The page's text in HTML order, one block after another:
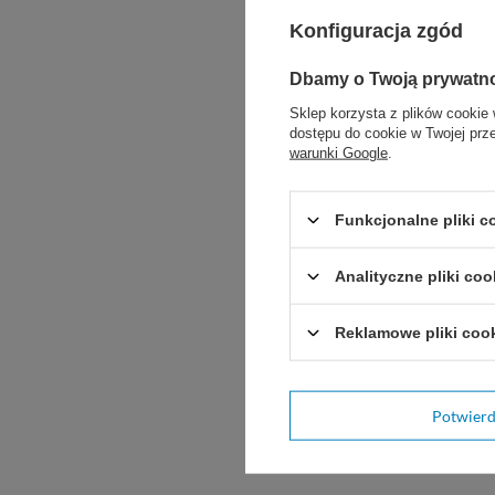
Przed
Z
3 cm
Żeby
Cena
Konfiguracja zgód
Dbamy o Twoją
Sklep korzysta z plików cookie
dostępu do cookie w Twojej
warunki Google
Funkcjonalne pliki
Analityczne pliki
Reklamowe pliki